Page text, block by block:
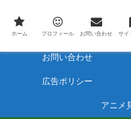
最新アニメのあらすじと感想を
ホーム
お問い合わせ
広告ポリシー
アニメ
ホーム プロフィール お問い合わせ サイ